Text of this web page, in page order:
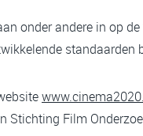
onder andere in op
Stichting Film